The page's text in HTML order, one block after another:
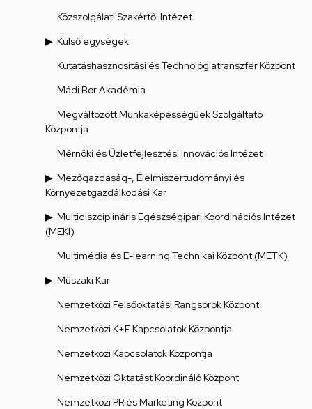
Közszolgálati Szakértői Intézet
Külső egységek
Kutatáshasznosítási és Technológiatranszfer Központ
Mádi Bor Akadémia
Megváltozott Munkaképességűek Szolgáltató
Központja
Mérnöki és Üzletfejlesztési Innovációs Intézet
Mezőgazdaság-, Élelmiszertudományi és
Környezetgazdálkodási Kar
Multidiszciplináris Egészségipari Koordinációs Intézet
(MEKI)
Multimédia és E-learning Technikai Központ (METK)
Műszaki Kar
Nemzetközi Felsőoktatási Rangsorok Központ
Nemzetközi K+F Kapcsolatok Központja
Nemzetközi Kapcsolatok Központja
Nemzetközi Oktatást Koordináló Központ
Nemzetközi PR és Marketing Központ